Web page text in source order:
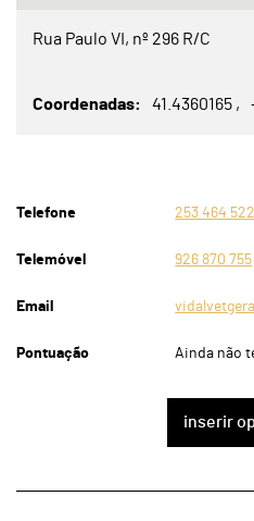
Rua Paulo VI, nº 296 R/C
Coordenadas 41.4360165
Telefone 253 464 522
Telemóvel 926 870 755
Email
Pontuação Ainda não
inserir